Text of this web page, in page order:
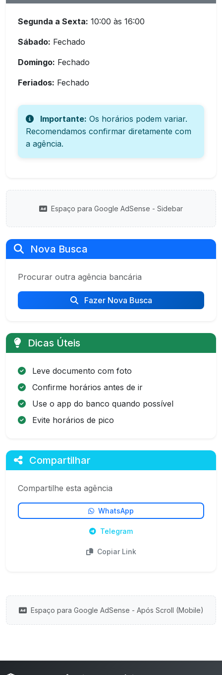
Segunda a Sexta: 10:00 às 16:00
Sábado: Fechado
Domingo: Fechado
Feriados: Fechado
Importante: Os horários podem variar.
Recomendamos confirmar diretamente com
a agência.
Espaço para Google AdSense - Sidebar
Nova Busca
Procurar outra agência bancária
Fazer Nova Busca
Dicas Úteis
Leve documento com foto
Confirme horários antes de ir
Use o app do banco quando possível
Evite horários de pico
Compartilhar
Compartilhe esta agência
WhatsApp
Telegram
Copiar Link
Espaço para Google AdSense - Após Scroll (Mobile)